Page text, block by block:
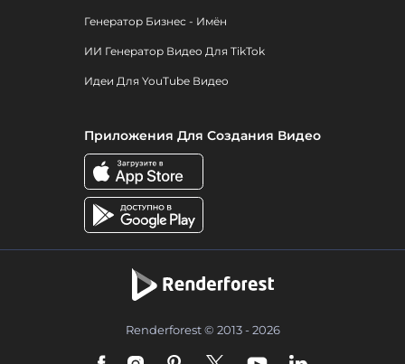
Генератор Бизнес - Имён
ИИ Генератор Видео Для TikTok
Идеи Для YouTube Видео
Приложения Для Создания Видео
Renderforest © 2013 - 2026